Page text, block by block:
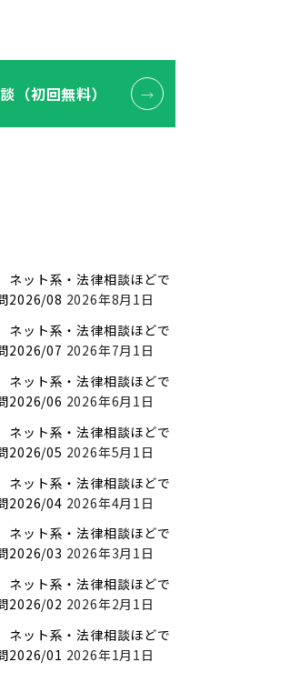
（初回無料）
ネット系・法律相談ほどで
2026/08 2026年8月1日
ネット系・法律相談ほどで
2026/07 2026年7月1日
ネット系・法律相談ほどで
2026/06 2026年6月1日
ネット系・法律相談ほどで
2026/05 2026年5月1日
ネット系・法律相談ほどで
2026/04 2026年4月1日
ネット系・法律相談ほどで
2026/03 2026年3月1日
ネット系・法律相談ほどで
2026/02 2026年2月1日
ネット系・法律相談ほどで
2026/01 2026年1月1日